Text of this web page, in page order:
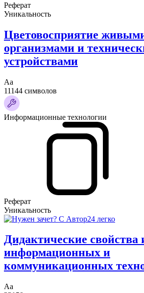
Реферат
Уникальность
Цветовосприятие
организмами и
устройствами
Аа
11144 символов
Информационные технологии
Реферат
Уникальность
Дидактические
информационных и
коммуникационных
Аа